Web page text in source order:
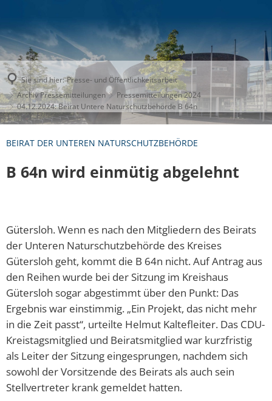
Sie sind hier: Presse- und Öffentlichkeitsarbeit
Archiv Pressemitteilungen
Pressemitteilungen 2024
04.12.2024: Beirat Untere Naturschutzbehörde B 64n
BEIRAT DER UNTEREN NATURSCHUTZBEHÖRDE
B 64n wird einmütig abgelehnt
Gütersloh. Wenn es nach den Mitgliedern des Beirats
der Unteren Naturschutzbehörde des Kreises
Gütersloh geht, kommt die B 64n nicht. Auf Antrag aus
den Reihen wurde bei der Sitzung im Kreishaus
Gütersloh sogar abgestimmt über den Punkt: Das
Ergebnis war einstimmig. „Ein Projekt, das nicht mehr
in die Zeit passt“, urteilte Helmut Kaltefleiter. Das CDU-
Kreistagsmitglied und Beiratsmitglied war kurzfristig
als Leiter der Sitzung eingesprungen, nachdem sich
sowohl der Vorsitzende des Beirats als auch sein
Stellvertreter krank gemeldet hatten.